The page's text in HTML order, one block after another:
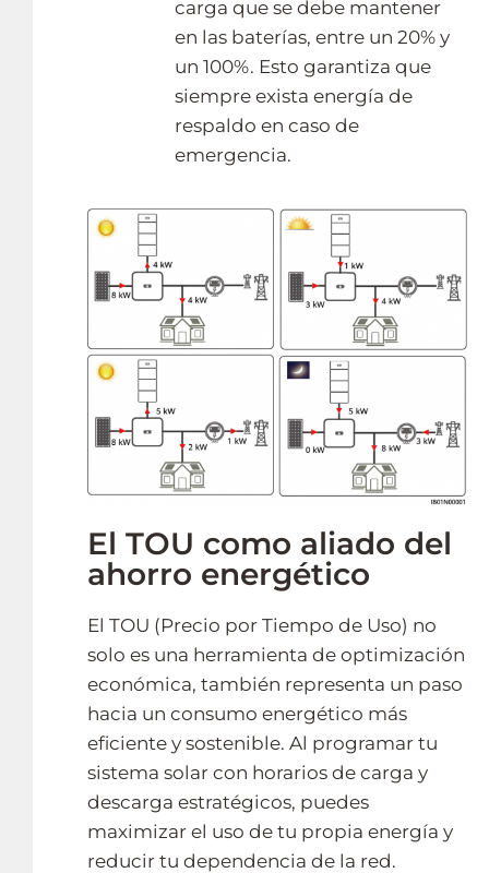
carga que se debe mantener
en las baterías, entre un 20% y
un 100%. Esto garantiza que
siempre exista energía de
respaldo en caso de
emergencia.
El TOU como aliado del
ahorro energético
El TOU (Precio por Tiempo de Uso) no
solo es una herramienta de optimización
económica, también representa un paso
hacia un consumo energético más
eficiente y sostenible. Al programar tu
sistema solar con horarios de carga y
descarga estratégicos, puedes
maximizar el uso de tu propia energía y
reducir tu dependencia de la red.